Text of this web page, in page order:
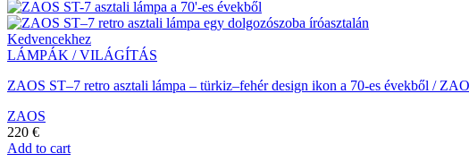
Kedvencekhez
LÁMPÁK / VILÁGÍTÁS
ZAOS ST–7 retro asztali lámpa – türkiz–fehér design ikon a 70-es évekből /
ZAOS
220 €
Add to cart